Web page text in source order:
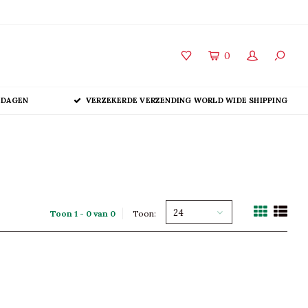
0
VERZEKERDE VERZENDING WORLD WIDE SHIPPING
Toon 1 - 0 van 0 Toon: 24